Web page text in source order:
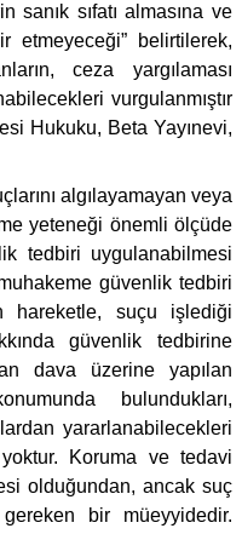
sanık sıfatı almasına ve
etmeyeceği” belirtilerek,
ceza yargılaması
vurgulanmıştır
Hukuku, Beta Yayınevi,
algılayamayan veya
yeteneği önemli ölçüde
tedbiri uygulanabilmesi
güvenlik tedbiri
hareketle, suçu işlediği
güvenlik tedbirine
dava üzerine yapılan
bulundukları,
yararlanabilecekleri
Koruma ve tedavi
olduğundan, ancak suç
bir müeyyidedir.